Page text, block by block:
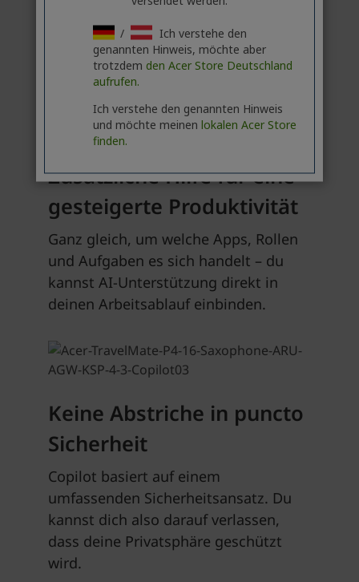
/
Ich verstehe den
genannten Hinweis, möchte aber
trotzdem den Acer Store Deutschland
aufrufen.
Ich verstehe den genannten Hinweis
und möchte meinen lokalen Acer Store
finden.